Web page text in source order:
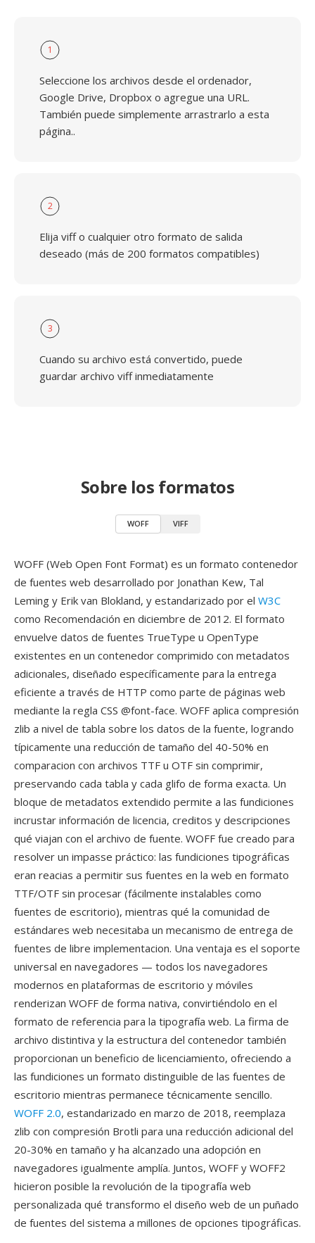
1
Seleccione los archivos desde el ordenador,
Google Drive, Dropbox o agregue una URL.
También puede simplemente arrastrarlo a esta
página..
2
Elija viff o cualquier otro formato de salida
deseado (más de 200 formatos compatibles)
3
Cuando su archivo está convertido, puede
guardar archivo viff inmediatamente
Sobre los formatos
WOFF VIFF
WOFF (Web Open Font Format) es un formato contenedor
de fuentes web desarrollado por Jonathan Kew, Tal
Leming y Erik van Blokland, y estandarizado por el W3C
como Recomendación en diciembre de 2012. El formato
envuelve datos de fuentes TrueType u OpenType
existentes en un contenedor comprimido con metadatos
adicionales, diseñado específicamente para la entrega
eficiente a través de HTTP como parte de páginas web
mediante la regla CSS @font-face. WOFF aplica compresión
zlib a nivel de tabla sobre los datos de la fuente, logrando
típicamente una reducción de tamaño del 40-50% en
comparacion con archivos TTF u OTF sin comprimir,
preservando cada tabla y cada glifo de forma exacta. Un
bloque de metadatos extendido permite a las fundiciones
incrustar información de licencia, creditos y descripciones
qué viajan con el archivo de fuente. WOFF fue creado para
resolver un impasse práctico: las fundiciones tipográficas
eran reacias a permitir sus fuentes en la web en formato
TTF/OTF sin procesar (fácilmente instalables como
fuentes de escritorio), mientras qué la comunidad de
estándares web necesitaba un mecanismo de entrega de
fuentes de libre implementacion. Una ventaja es el soporte
universal en navegadores — todos los navegadores
modernos en plataformas de escritorio y móviles
renderizan WOFF de forma nativa, convirtiéndolo en el
formato de referencia para la tipografía web. La firma de
archivo distintiva y la estructura del contenedor también
proporcionan un beneficio de licenciamiento, ofreciendo a
las fundiciones un formato distinguible de las fuentes de
escritorio mientras permanece técnicamente sencillo.
WOFF 2.0, estandarizado en marzo de 2018, reemplaza
zlib con compresión Brotli para una reducción adicional del
20-30% en tamaño y ha alcanzado una adopción en
navegadores igualmente amplía. Juntos, WOFF y WOFF2
hicieron posible la revolución de la tipografía web
personalizada qué transformo el diseño web de un puñado
de fuentes del sistema a millones de opciones tipográficas.